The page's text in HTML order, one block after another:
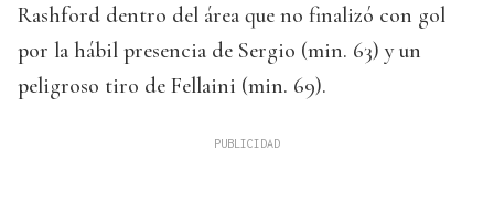
Rashford dentro del área que no finalizó con gol
por la hábil presencia de Sergio (min. 63) y un
peligroso tiro de Fellaini (min. 69).